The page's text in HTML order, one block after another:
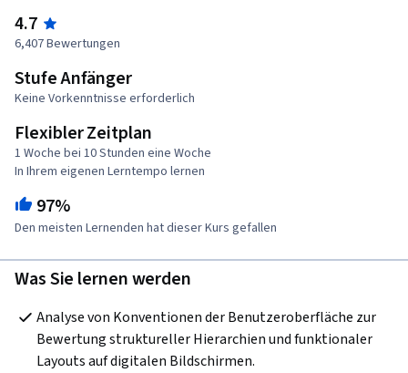
4.7
6,407 Bewertungen
Stufe Anfänger
Keine Vorkenntnisse erforderlich
Flexibler Zeitplan
1 Woche bei 10 Stunden eine Woche
In Ihrem eigenen Lerntempo lernen
97%
Den meisten Lernenden hat dieser Kurs gefallen
Was Sie lernen werden
Analyse von Konventionen der Benutzeroberfläche zur
Bewertung struktureller Hierarchien und funktionaler
Layouts auf digitalen Bildschirmen.